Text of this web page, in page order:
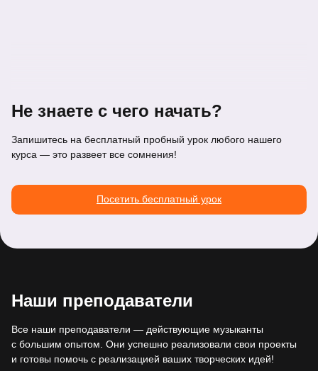
Не знаете с чего начать?
Запишитесь на бесплатный пробный урок любого нашего
курса — это развеет все сомнения!
Посетить бесплатный урок
Наши преподаватели
Все наши преподаватели — действующие музыканты
с большим опытом. Они успешно реализовали свои проекты
и готовы помочь с реализацией ваших творческих идей!